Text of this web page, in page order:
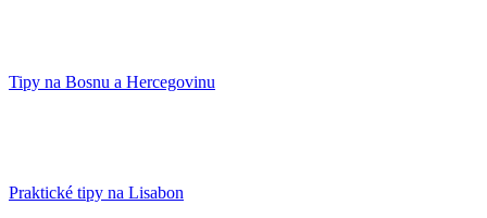
Tipy na Bosnu a Hercegovinu
Praktické tipy na Lisabon